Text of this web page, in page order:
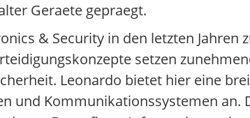
Geraete gepraegt.
& Security in den letzten Jahren
setzen
Leonardo bietet hier eine
und Kommunikationssystemen